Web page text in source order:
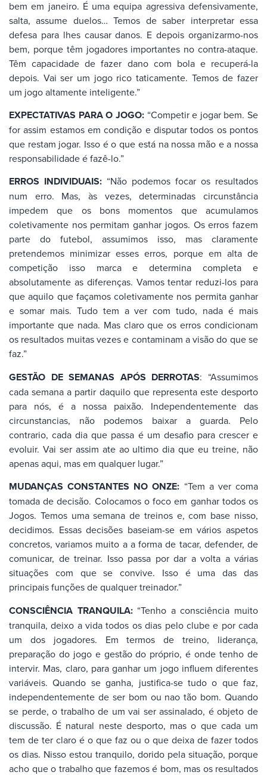
bem em janeiro. É uma equipa agressiva defensivamente,
salta, assume duelos… Temos de saber interpretar essa
defesa para lhes causar danos. E depois organizarmo-nos
bem, porque têm jogadores importantes no contra-ataque.
Têm capacidade de fazer dano com bola e recuperá-la
depois. Vai ser um jogo rico taticamente. Temos de fazer
um jogo altamente inteligente.”
EXPECTATIVAS PARA O JOGO:“Competir e jogar bem. Se
for assim estamos em condição e disputar todos os pontos
que restam jogar. Isso é o que está na nossa mão e a nossa
responsabilidade é fazê-lo.”
ERROS INDIVIDUAIS: “Não podemos focar os resultados
num erro. Mas, às vezes, determinadas circunstância
impedem que os bons momentos que acumulamos
coletivamente nos permitam ganhar jogos. Os erros fazem
parte do futebol, assumimos isso, mas claramente
pretendemos minimizar esses erros, porque em alta de
competição isso marca e determina completa e
absolutamente as diferenças. Vamos tentar reduzi-los para
que aquilo que façamos coletivamente nos permita ganhar
e somar mais. Tudo tem a ver com tudo, nada é mais
importante que nada. Mas claro que os erros condicionam
os resultados muitas vezes e contaminam a visão do que se
faz.”
GESTÃO DE SEMANAS APÓS DERROTAS: “Assumimos
cada semana a partir daquilo que representa este desporto
para nós, é a nossa paixão. Independentemente das
circunstancias, não podemos baixar a guarda. Pelo
contrario, cada dia que passa é um desafio para crescer e
evoluir. Vai ser assim ate ao ultimo dia que eu treine, não
apenas aqui, mas em qualquer lugar.”
MUDANÇAS CONSTANTES NO ONZE: “Tem a ver coma
tomada de decisão. Colocamos o foco em ganhar todos os
Jogos. Temos uma semana de treinos e, com base nisso,
decidimos. Essas decisões baseiam-se em vários aspetos
concretos, variamos muito a a forma de tacar, defender, de
comunicar, de treinar. Isso passa por dar a volta a várias
situações com que se convive. Isso é uma das das
principais funções de qualquer treinador.”
CONSCIÊNCIA TRANQUILA: “Tenho a consciência muito
tranquila, deixo a vida todos os dias pelo clube e por cada
um dos jogadores. Em termos de treino, liderança,
preparação do jogo e gestão do próprio, é onde tenho de
intervir. Mas, claro, para ganhar um jogo influem diferentes
variáveis. Quando se ganha, justifica-se tudo o que faz,
independentemente de ser bom ou nao tão bom. Quando
se perde, o trabalho de um vai ser assinalado, é objeto de
discussão. É natural neste desporto, mas o que cada um
tem de ter claro é o que faz ou o que deixa de fazer todos
os dias. Nisso estou tranquilo, dorido pela situação, porque
acho que o trabalho que fazemos é bom, mas os resultados